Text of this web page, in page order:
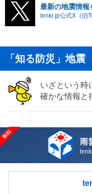
最新の地震情報
tenki.jp公式X（旧
「知る防災」地震
いざという時
確かな情報と
雨